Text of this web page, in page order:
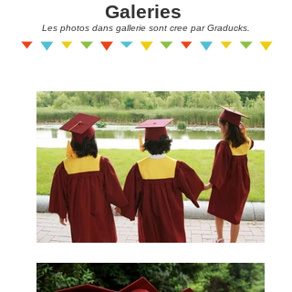
Les photos dans gallerie sont cree par Graducks.
Galeries